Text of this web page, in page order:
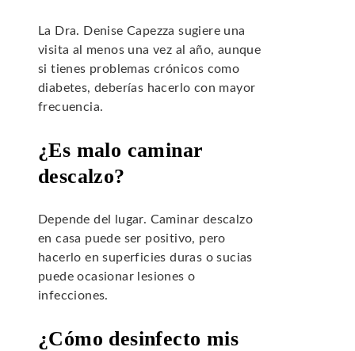
La Dra. Denise Capezza sugiere una
visita al menos una vez al año, aunque
si tienes problemas crónicos como
diabetes, deberías hacerlo con mayor
frecuencia.
¿Es malo caminar
descalzo?
Depende del lugar. Caminar descalzo
en casa puede ser positivo, pero
hacerlo en superficies duras o sucias
puede ocasionar lesiones o
infecciones.
¿Cómo desinfecto mis